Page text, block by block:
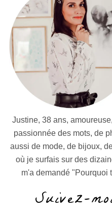
Justine, 38 ans,
passionnée des mots, de
aussi de mode, de bijoux,
où je surfais sur des
m'a demandé "Pourquoi
Suivez-